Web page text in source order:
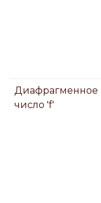
Диафрагменное
число 'f'